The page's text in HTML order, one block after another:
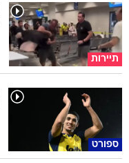
תיירות
ספורט